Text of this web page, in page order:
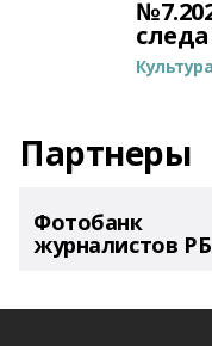
Культура
Партнеры
Фотобанк
журналистов РБ